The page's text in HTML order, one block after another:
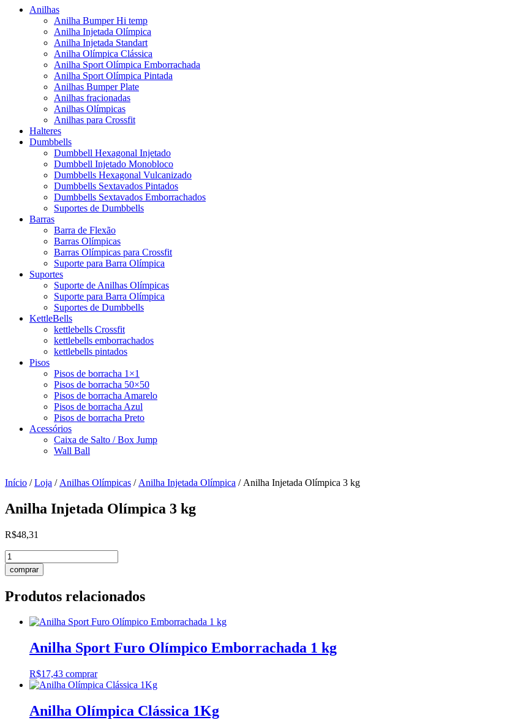
Anilhas
Anilha Bumper Hi temp
Anilha Injetada Olímpica
Anilha Injetada Standart
Anilha Olímpica Clássica
Anilha Sport Olímpica Emborrachada
Anilha Sport Olímpica Pintada
Anilhas Bumper Plate
Anilhas fracionadas
Anilhas Olímpicas
Anilhas para Crossfit
Halteres
Dumbbells
Dumbbell Hexagonal Injetado
Dumbbell Injetado Monobloco
Dumbbells Hexagonal Vulcanizado
Dumbbells Sextavados Pintados
Dumbbells Sextavados Emborrachados
Suportes de Dumbbells
Barras
Barra de Flexão
Barras Olímpicas
Barras Olímpicas para Crossfit
Suporte para Barra Olímpica
Suportes
Suporte de Anilhas Olímpicas
Suporte para Barra Olímpica
Suportes de Dumbbells
KettleBells
kettlebells Crossfit
kettlebells emborrachados
kettlebells pintados
Pisos
Pisos de borracha 1×1
Pisos de borracha 50×50
Pisos de borracha Amarelo
Pisos de borracha Azul
Pisos de borracha Preto
Acessórios
Caixa de Salto / Box Jump
Wall Ball
Início /Loja / Anilhas Olímpicas / Anilha Injetada Olímpica / Anilha Injetada Olímpica 3 kg
Anilha Injetada Olímpica 3 kg
R$48,31
Anilha
Injetada
Olímpica
kg
comprar
Produtos relacionados
Anilha Sport Furo Olímpico Emborrachada 1 kg
R$17,43 comprar
Anilha Olímpica Clássica 1Kg